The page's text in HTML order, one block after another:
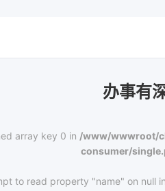
办事有
array key 0 in /www/wwwroot/
consumer/
to read property "name" on null in